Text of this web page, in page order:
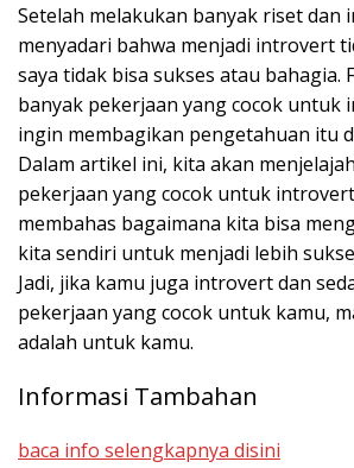
Setelah melakukan banyak riset dan
menyadari bahwa menjadi introvert
saya tidak bisa sukses atau bahagia.
banyak pekerjaan yang cocok untuk
ingin membagikan pengetahuan itu
Dalam artikel ini, kita akan
pekerjaan yang cocok untuk
membahas bagaimana kita bisa
kita sendiri untuk menjadi lebih
Jadi, jika kamu juga introvert dan
pekerjaan yang cocok untuk kamu,
adalah untuk kamu.
Informasi Tambahan
baca info selengkapnya disini